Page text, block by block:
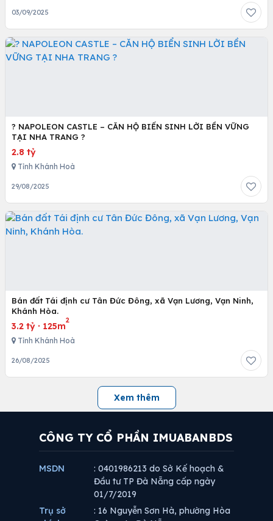
03/09/2025
? NAPOLEON CASTLE – CĂN HỘ BIỂN SINH LỜI BỀN VỮNG
TẠI NHA TRANG ?
2.8 tỷ
Tỉnh Khánh Hoà
29/08/2025
Bán đất Tái định cư Tân Đức Đông, xã Vạn Lương, Vạn Ninh,
Khánh Hòa.
3.2 tỷ · 125m
2
Tỉnh Khánh Hoà
26/08/2025
Xem thêm
CÔNG TY CỔ PHẦN IMUABANBDS
MSDN
: 0401986213 do Sở Kế hoạch &
Đầu tư TP Đà Nẵng cấp ngày
01/7/2019
Trụ sở
: 16 Nguyễn Sơn Hà, phường Hòa